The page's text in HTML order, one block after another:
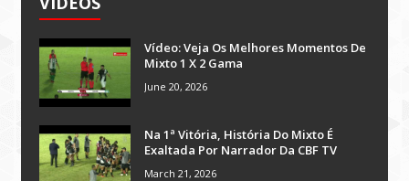
Vídeo: Veja Os Melhores Momentos De
Mixto 1 X 2 Gama
June 20, 2026
Na 1ª Vitória, História Do Mixto É
Exaltada Por Narrador Da CBF TV
March 21, 2026